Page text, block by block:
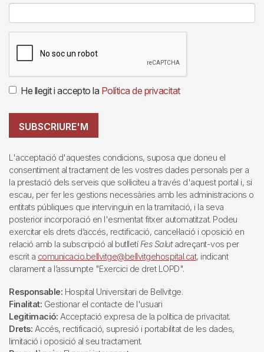
He llegit i accepto la Política de privacitat
SUBSCRIURE'M
L'acceptació d'aquestes condicions, suposa que doneu el
consentiment al tractament de les vostres dades personals per a
la prestació dels serveis que sol·liciteu a través d'aquest portal i, si
escau, per fer les gestions necessàries amb les administracions o
entitats públiques que intervinguin en la tramitació, i la seva
posterior incorporació en l'esmentat fitxer automatitzat. Podeu
exercitar els drets d’accés, rectificació, cancel·lació i oposició en
relació amb la subscripció al butlletí Fes Salutadreçant-vos per
escrit a comunicacio.bellvitge@bellvitgehospital.cat, indicant
clarament a l’assumpte "Exercici de dret LOPD".
Responsable: Hospital Universitari de Bellvitge.
Finalitat: Gestionar el contacte de l'usuari
Legitimació: Acceptació expresa de la política de privacitat.
Drets: Accés, rectificació, supresió i portabilitat de les dades,
limitació i oposició al seu tractament.